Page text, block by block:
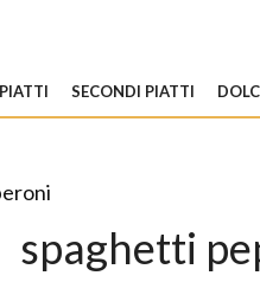
SECONDI PIATTI
spaghetti